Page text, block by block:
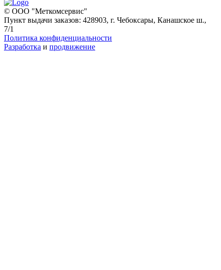
© ООО "Меткомсервис"
Пункт выдачи заказов: 428903, г. Чебоксары, Канашское ш.,
7/1
Политика конфиденциальности
Разработка и продвижение